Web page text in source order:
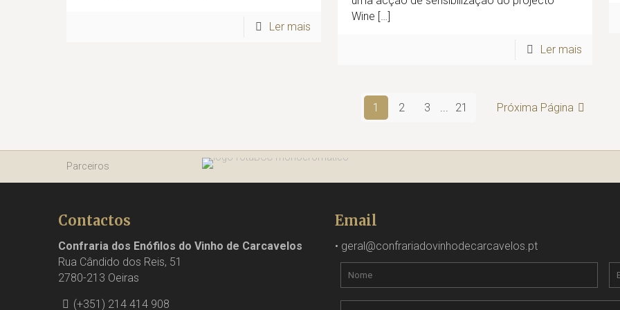
Ler mais
Wine […]
Ler mais
1 2 3 ... 21 Próxima Página
Parceiros
Contactos
Confraria dos Enófilos do Vinho de Carcavelos
Rua Cândido dos Reis, 51
2780-213 Oeiras
(+351) 214 414 908
Email
• geral@confrariadovinhodecarcavelos.pt